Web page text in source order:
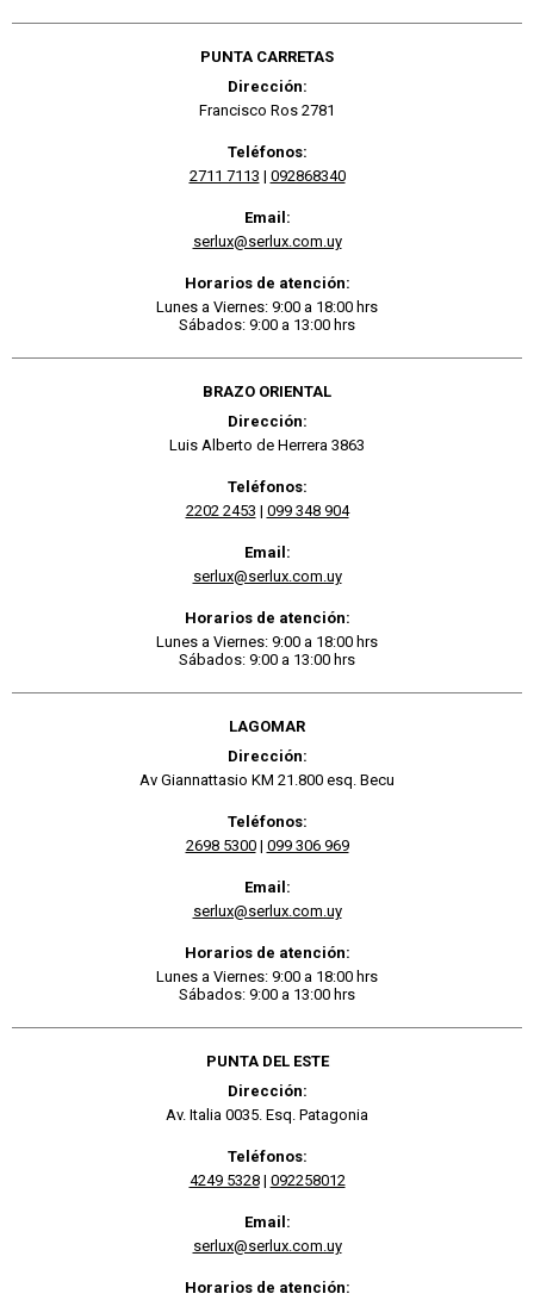
PUNTA CARRETAS
Dirección:
Francisco Ros 2781
Teléfonos:
2711 7113 | 092868340
Email:
serlux@serlux.com.uy
Horarios de atención:
Lunes a Viernes: 9:00 a 18:00 hrs
Sábados: 9:00 a 13:00 hrs
BRAZO ORIENTAL
Dirección:
Luis Alberto de Herrera 3863
Teléfonos:
2202 2453 | 099 348 904
Email:
serlux@serlux.com.uy
Horarios de atención:
Lunes a Viernes: 9:00 a 18:00 hrs
Sábados: 9:00 a 13:00 hrs
LAGOMAR
Dirección:
Av Giannattasio KM 21.800 esq. Becu
Teléfonos:
2698 5300| 099 306 969
Email:
serlux@serlux.com.uy
Horarios de atención:
Lunes a Viernes: 9:00 a 18:00 hrs
Sábados: 9:00 a 13:00 hrs
PUNTA DEL ESTE
Dirección:
Av. Italia 0035. Esq. Patagonia
Teléfonos:
4249 5328| 092258012
Email:
serlux@serlux.com.uy
Horarios de atención: